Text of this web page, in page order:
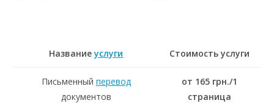
Названиеуслуги Стоимость услуги
Письменный перевод
документов
от 165 грн./1
страница